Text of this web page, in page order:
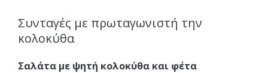
Συνταγές με πρωταγωνιστή την
κολοκύθα
Σαλάτα με ψητή κολοκύθα και φέτα